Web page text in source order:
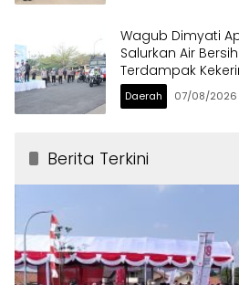
Wagub Dimyati
Salurkan Air
Terdampak
Daerah 07/08/2026
Berita Terkini